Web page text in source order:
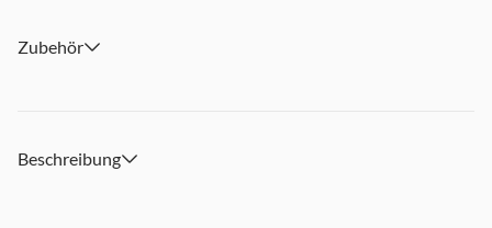
Zubehör
Beschreibung